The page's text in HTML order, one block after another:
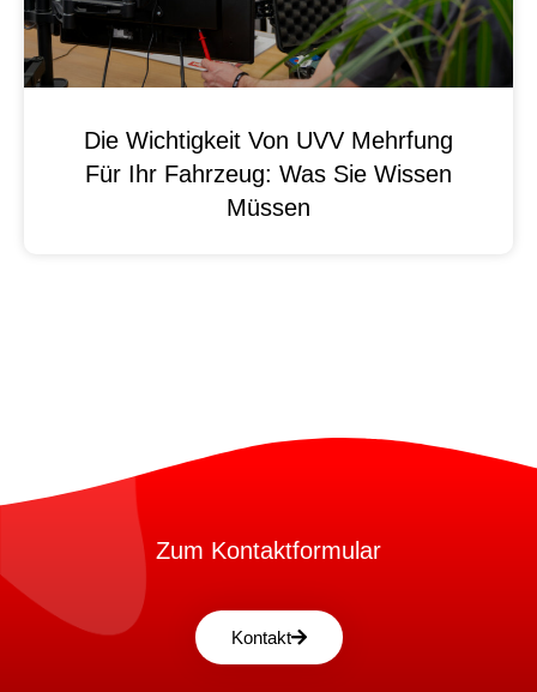
Die Wichtigkeit Von UVV Mehrfung
Für Ihr Fahrzeug: Was Sie Wissen
Müssen
Zum Kontaktformular
Kontakt